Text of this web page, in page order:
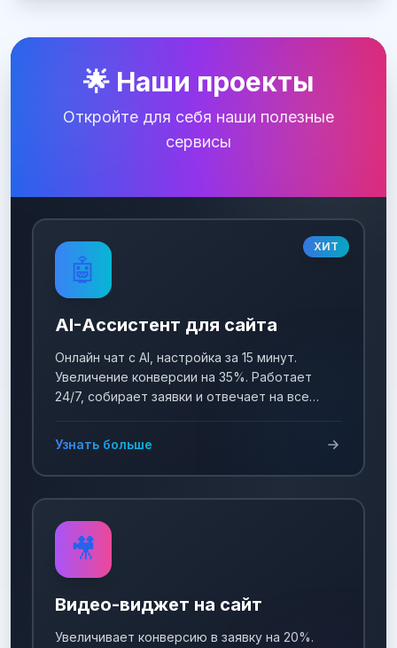
🌟 Наши проекты
Откройте для себя наши полезные
сервисы
ХИТ
🤖
AI-Ассистент для сайта
Онлайн чат с AI, настройка за 15 минут.
Увеличение конверсии на 35%. Работает
24/7, собирает заявки и отвечает на все
Узнать больше
🎥
Видео-виджет на сайт
Увеличивает конверсию в заявку на 20%.